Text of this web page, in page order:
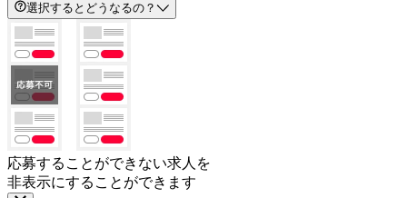
選択するとどうなるの？
応募することができない求人を
非表示にすることができます